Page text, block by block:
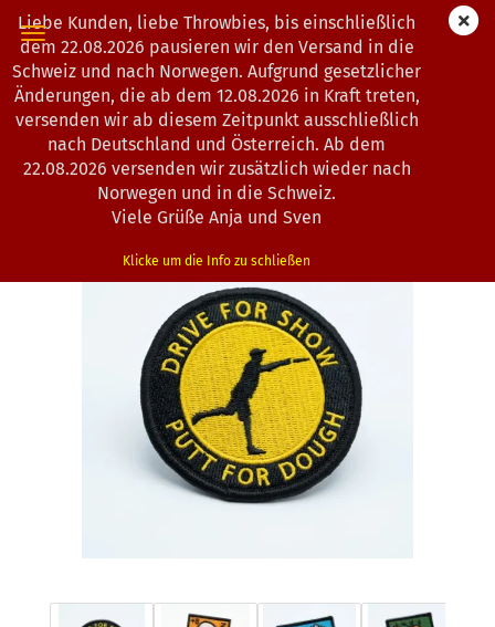
Liebe Kunden, liebe Throwbies, bis einschließlich
dem 22.08.2026 pausieren wir den Versand in die
Schweiz und nach Norwegen. Aufgrund gesetzlicher
Änderungen, die ab dem 12.08.2026 in Kraft treten,
versenden wir ab diesem Zeitpunkt ausschließlich
nach Deutschland und Österreich. Ab dem
22.08.2026 versenden wir zusätzlich wieder nach
Norwegen und in die Schweiz.
Viele Grüße Anja und Sven
Klicke um die Info zu schließen
« Erster « zurück weiter »
Letzter »
Artikel in dieser Kategorie
BounceBack | Stoffabzeichen | Verschiedene
4702902 )